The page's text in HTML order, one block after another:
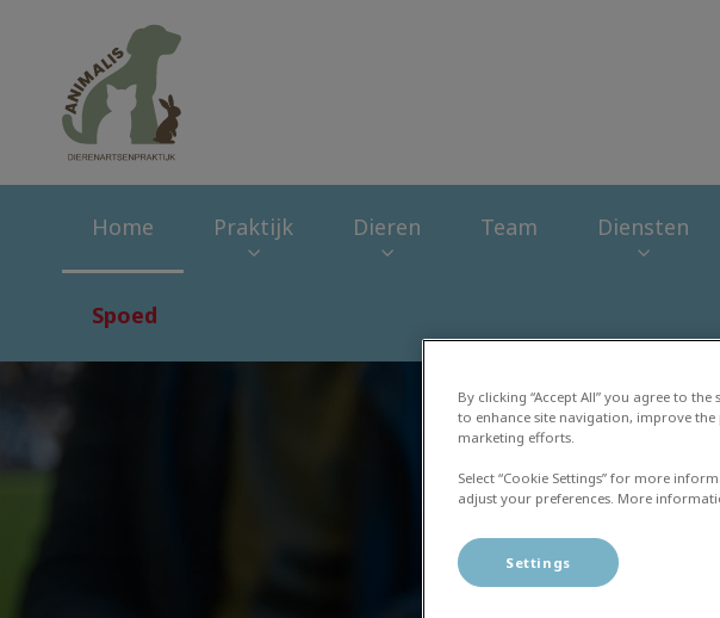
Home Praktijk Dieren Team Diensten
Spoed
By clicking “Accept All” you agree to
to enhance site navigation, improve
marketing efforts.
Select “Cookie Settings” for more
adjust your preferences. More
Settings